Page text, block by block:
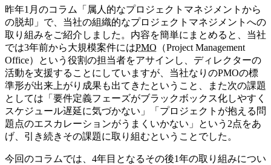
昨年1月のコラム「属人的なプロジェクトマネジメントから
の脱却」で、当社の組織的なプロジェクトマネジメントへの
取り組みをご紹介しました。内容を簡単にまとめると、当社
では3年前から大規模案件にはPMO （Project Management
Office）という役割の担当者をアサインし、ディレクターの
活動を支援することにしていますが、当社なりのPMOの標
準形が出来上がり成果も出てきたということ、また次の課題
としては「要件定義フェーズがブラックボックス化しやすく
スケジュール遅延に気づかない」「プロジェクトが抱える問
題点のエスカレーションがうまくいかない」という2点をあ
げ、引き続きその課題に取り組むということでした。
今回のコラムでは、4年目となるその後1年の取り組みについ